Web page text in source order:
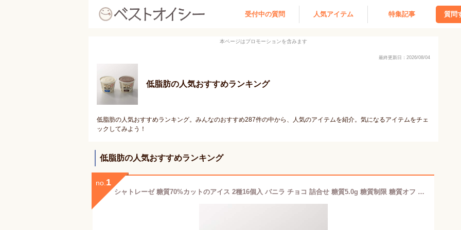
受付中の質問 人気アイテム 特集記事 質問
本ページはプロモーションを含みます
最終更新日：2026/08/04
低脂肪の人気おすすめランキング
低脂肪の人気おすすめランキング。みんなのおすすめ287件の中から、人気のアイテムを紹介。気になるアイテムをチェ
ックしてみよう！
低脂肪の人気おすすめランキング
no. 1
シャトレーゼ 糖質70%カットのアイス 2種16個入 バニラ チョコ 詰合せ 糖質5.0g 糖質制限 糖質オフ 低糖質スイーツ